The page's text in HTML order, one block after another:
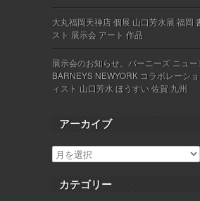
大丸福岡天神店 個展 山口芳水展 福岡
スト 展示会 アート 作品
展示会のお知らせ。バーニーズ ニュー
BARNEYS NEWYORK コラボレーシ
ィスト 山口芳水 ほうすい 佐賀 九州
アーカイブ
カテゴリー